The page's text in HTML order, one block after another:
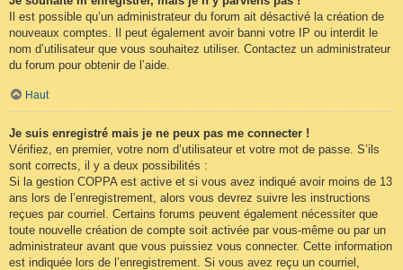
Il est possible qu’un administrateur du forum ait désactivé la création de
nouveaux comptes. Il peut également avoir banni votre IP ou interdit le
nom d’utilisateur que vous souhaitez utiliser. Contactez un administrateur
du forum pour obtenir de l’aide.
Haut
Je suis enregistré mais je ne peux pas me connecter !
Vérifiez, en premier, votre nom d’utilisateur et votre mot de passe. S’ils
sont corrects, il y a deux possibilités :
Si la gestion COPPA est active et si vous avez indiqué avoir moins de 13
ans lors de l’enregistrement, alors vous devrez suivre les instructions
reçues par courriel. Certains forums peuvent également nécessiter que
toute nouvelle création de compte soit activée par vous-même ou par un
administrateur avant que vous puissiez vous connecter. Cette information
est indiquée lors de l’enregistrement. Si vous avez reçu un courriel,